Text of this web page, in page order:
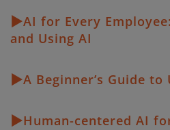
▶AI for Every
and Using AI
▶A Beginner’s Guide to
▶Human-centered AI